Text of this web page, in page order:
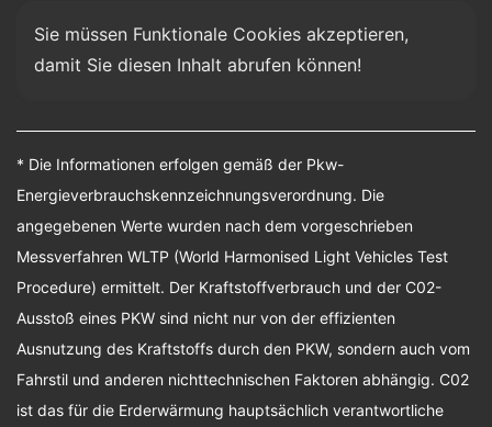
Sie müssen Funktionale Cookies akzeptieren,
damit Sie diesen Inhalt abrufen können!
* Die Informationen erfolgen gemäß der Pkw-
Energieverbrauchskennzeichnungsverordnung. Die
angegebenen Werte wurden nach dem vorgeschrieben
Messverfahren WLTP (World Harmonised Light Vehicles Test
Procedure) ermittelt. Der Kraftstoffverbrauch und der C02-
Ausstoß eines PKW sind nicht nur von der effizienten
Ausnutzung des Kraftstoffs durch den PKW, sondern auch vom
Fahrstil und anderen nichttechnischen Faktoren abhängig. C02
ist das für die Erderwärmung hauptsächlich verantwortliche